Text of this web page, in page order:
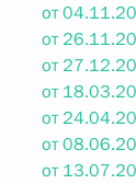
закон от
в
от
от
от
от
от
от
от